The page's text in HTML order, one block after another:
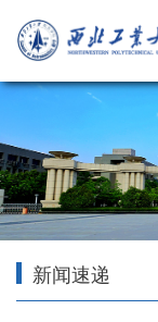
新闻速递